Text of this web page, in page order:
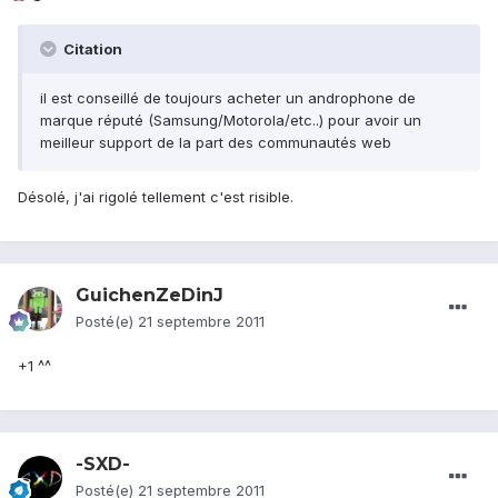
Citation
il est conseillé de toujours acheter un androphone de
marque réputé (Samsung/Motorola/etc..) pour avoir un
meilleur support de la part des communautés web
Désolé, j'ai rigolé tellement c'est risible.
GuichenZeDinJ
Posté(e) 21 septembre 2011
+1 ^^
-SXD-
Posté(e) 21 septembre 2011